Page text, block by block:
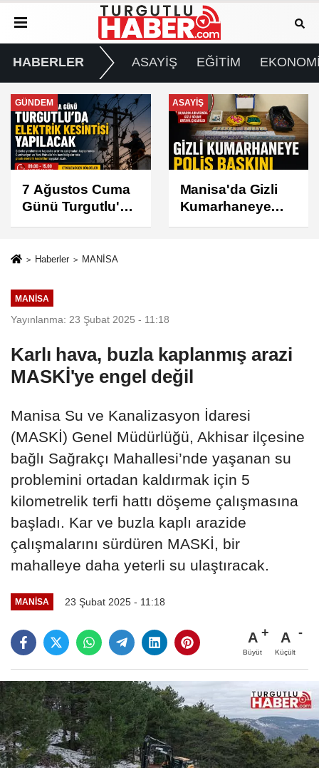
HABERLER ASAYİŞ EĞİTİM
ASAYİŞ
Manisa'da Gizli
Kumarhaneye
Polis Baskını
SPOR
Turgutlu
Belediyespor'un
Fikstürü Belli
Haberler MANİSA
MANİSA
Yayınlanma: 23 Şubat 2025 - 11:18
Karlı hava, buzla kaplanmış arazi
MASKİ'ye engel değil
Manisa Su ve Kanalizasyon İdaresi
(MASKİ) Genel Müdürlüğü, Akhisar ilçesine
bağlı Sağrakçı Mahallesi’nde yaşanan su
problemini ortadan kaldırmak için 5
kilometrelik terfi hattı döşeme çalışmasına
başladı. Kar ve buzla kaplı arazide
çalışmalarını sürdüren MASKİ, bir
mahalleye daha yeterli su ulaştıracak.
MANİSA 23 Şubat 2025 - 11:18
A
Büyüt
A
Küçült